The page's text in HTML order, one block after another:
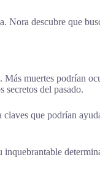
Nora descubre que
muertes podrían
secretos del pasado.
que podrían